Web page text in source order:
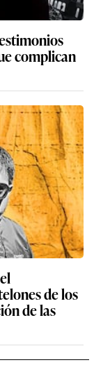
complican
de los
de las